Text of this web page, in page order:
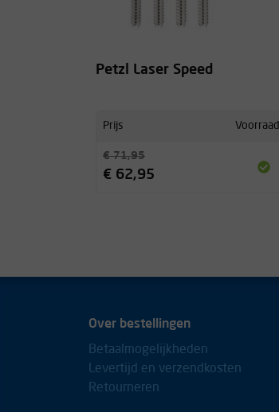
Petzl Laser Speed
Prijs Voorraad
€ 71,95
€ 62,95
Over bestellingen
Betaalmogelijkheden
Levertijd en verzendkosten
Retourneren